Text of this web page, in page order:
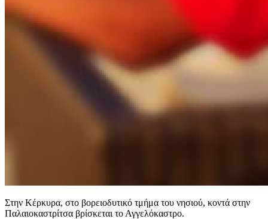
Στην Κέρκυρα, στο βορειοδυτικό τμήμα του νησιού, κοντά στην
Παλαιοκαστρίτσα βρίσκεται το Αγγελόκαστρο.